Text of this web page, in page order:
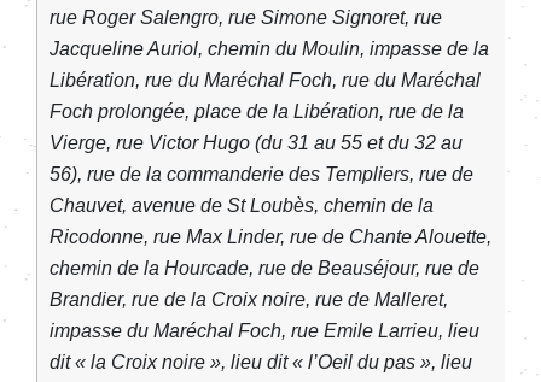
rue Roger Salengro, rue Simone Signoret, rue
Jacqueline Auriol, chemin du Moulin, impasse de la
Libération, rue du Maréchal Foch, rue du Maréchal
Foch prolongée, place de la Libération, rue de la
Vierge, rue Victor Hugo (du 31 au 55 et du 32 au
56), rue de la commanderie des Templiers, rue de
Chauvet, avenue de St Loubès, chemin de la
Ricodonne, rue Max Linder, rue de Chante Alouette,
chemin de la Hourcade, rue de Beauséjour, rue de
Brandier, rue de la Croix noire, rue de Malleret,
impasse du Maréchal Foch, rue Emile Larrieu, lieu
dit « la Croix noire », lieu dit « l’Oeil du pas », lieu